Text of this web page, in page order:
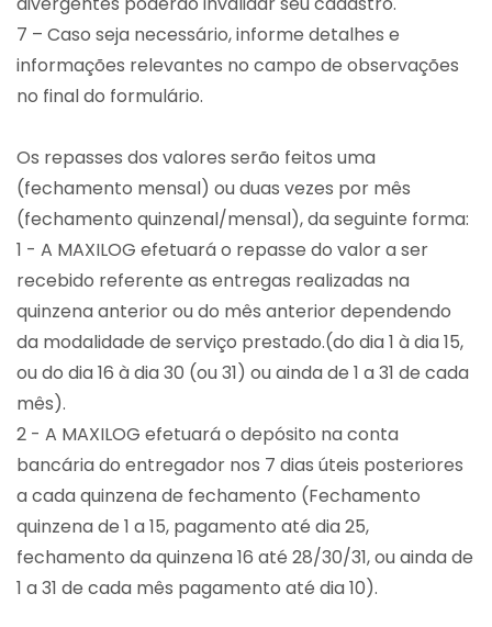
7 – Caso seja necessário, informe detalhes e
informações relevantes no campo de observações
no final do formulário.
Os repasses dos valores serão feitos uma
(fechamento mensal) ou duas vezes por mês
(fechamento quinzenal/mensal), da seguinte forma:
1 - A MAXILOG efetuará o repasse do valor a ser
recebido referente as entregas realizadas na
quinzena anterior ou do mês anterior dependendo
da modalidade de serviço prestado.(do dia 1 à dia 15,
ou do dia 16 à dia 30 (ou 31) ou ainda de 1 a 31 de cada
mês).
2 - A MAXILOG efetuará o depósito na conta
bancária do entregador nos 7 dias úteis posteriores
a cada quinzena de fechamento (Fechamento
quinzena de 1 a 15, pagamento até dia 25,
fechamento da quinzena 16 até 28/30/31, ou ainda de
1 a 31 de cada mês pagamento até dia 10).